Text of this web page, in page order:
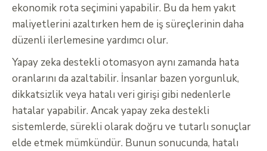
ekonomik rota seçimini yapabilir. Bu da hem yakıt
maliyetlerini azaltırken hem de iş süreçlerinin daha
düzenli ilerlemesine yardımcı olur.
Yapay zeka destekli otomasyon aynı zamanda hata
oranlarını da azaltabilir. İnsanlar bazen yorgunluk,
dikkatsizlik veya hatalı veri girişi gibi nedenlerle
hatalar yapabilir. Ancak yapay zeka destekli
sistemlerde, sürekli olarak doğru ve tutarlı sonuçlar
elde etmek mümkündür. Bunun sonucunda, hatalı